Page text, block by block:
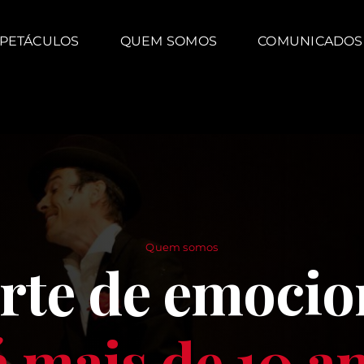
QUEM SOMOS COMUNICADOS
Quem somos
de